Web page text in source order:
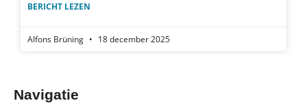
BERICHT LEZEN
Alfons Brüning 18 december 2025
Navigatie